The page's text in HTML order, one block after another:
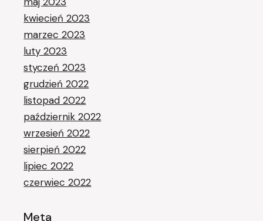
kwiecień 2023
marzec 2023
luty 2023
styczeń 2023
grudzień 2022
listopad 2022
październik 2022
wrzesień 2022
sierpień 2022
lipiec 2022
czerwiec 2022
Meta